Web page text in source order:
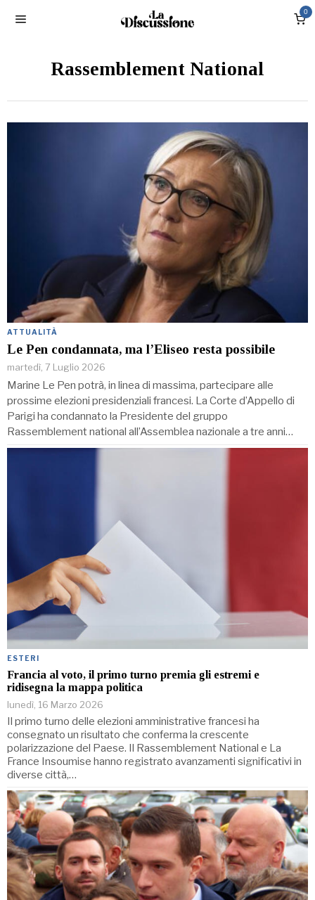
0
Rassemblement National
ATTUALITÀ
Le Pen condannata, ma l’Eliseo resta possibile
martedì, 7 Luglio 2026
Marine Le Pen potrà, in linea di massima, partecipare alle
prossime elezioni presidenziali francesi. La Corte d’Appello di
Parigi ha condannato la Presidente del gruppo
Rassemblement national all’Assemblea nazionale a tre anni…
ESTERI
Francia al voto, il primo turno premia gli estremi e
ridisegna la mappa politica
lunedì, 16 Marzo 2026
Il primo turno delle elezioni amministrative francesi ha
consegnato un risultato che conferma la crescente
polarizzazione del Paese. Il Rassemblement National e La
France Insoumise hanno registrato avanzamenti significativi in
diverse città,…